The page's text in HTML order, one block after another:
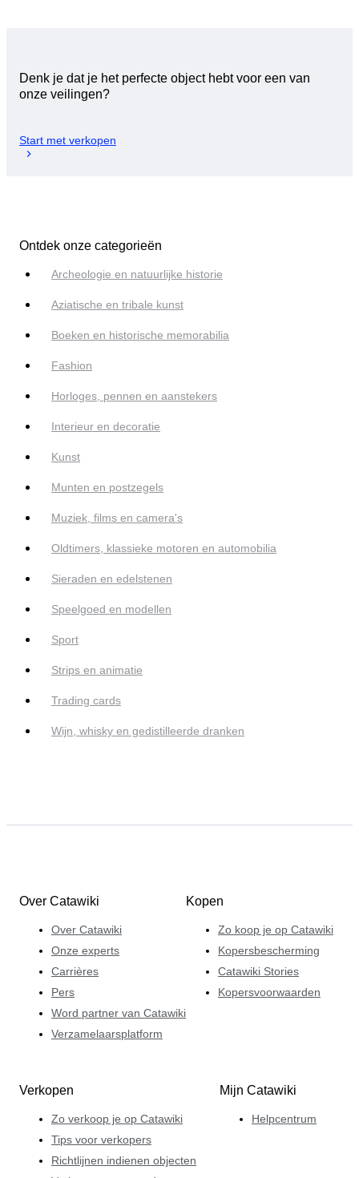
Denk je dat je het perfecte object hebt voor een van
onze veilingen?
Start met verkopen
Ontdek onze categorieën
Archeologie en natuurlijke historie
Aziatische en tribale kunst
Boeken en historische memorabilia
Fashion
Horloges, pennen en aanstekers
Interieur en decoratie
Kunst
Munten en postzegels
Muziek, films en camera's
Oldtimers, klassieke motoren en automobilia
Sieraden en edelstenen
Speelgoed en modellen
Sport
Strips en animatie
Trading cards
Wijn, whisky en gedistilleerde dranken
Over Catawiki
Over Catawiki
Onze experts
Carrières
Pers
Word partner van Catawiki
Verzamelaarsplatform
Kopen
Zo koop je op Catawiki
Kopersbescherming
Catawiki Stories
Kopersvoorwaarden
Verkopen
Zo verkoop je op Catawiki
Tips voor verkopers
Richtlijnen indienen objecten
Mijn Catawiki
Helpcentrum